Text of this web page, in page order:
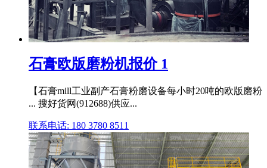
石膏欧版磨粉机报价 1
【石膏mill工业副产石膏粉磨设备每小时20吨的欧版磨粉
... 搜好货网(912688)供应...
联系电话: 180 3780 8511